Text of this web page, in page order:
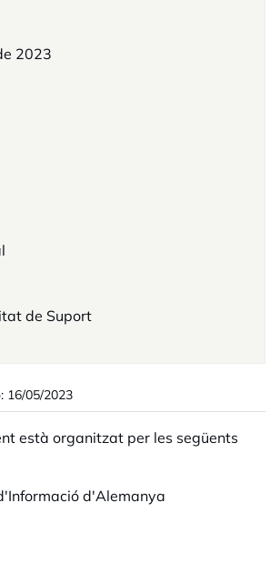
2023
de Suport
16/05/2023
està organitzat per les següents
d'Alemanya